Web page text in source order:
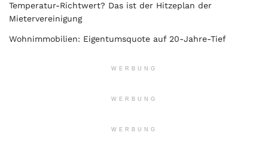
Temperatur-Richtwert? Das ist der Hitzeplan der
Mietervereinigung
Wohnimmobilien: Eigentumsquote auf 20-Jahre-Tief
WERBUNG
WERBUNG
WERBUNG